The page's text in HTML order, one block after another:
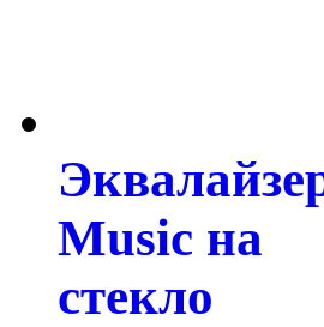
Music на
стекло